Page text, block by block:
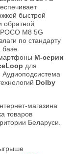
быстрой
обратной
. POCO M8 5G
по стандарту
M-серии
для
Dolby
магазина
товаров
Беларуси.